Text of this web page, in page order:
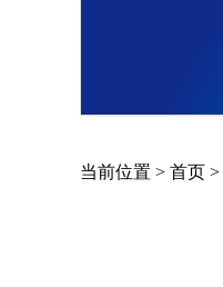
当前位置 > 首页 >